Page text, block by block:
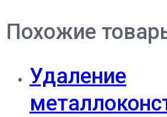
Похожие
Удаление